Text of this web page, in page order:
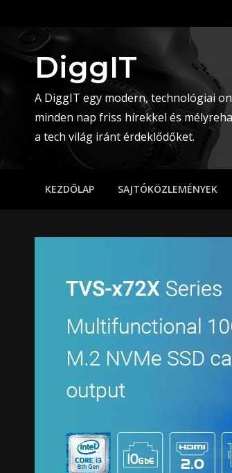
content
DiggIT
A DiggIT egy modern, technológiai
minden nap friss hírekkel és
a tech világ iránt érdeklődőket.
KEZDŐLAP SAJTÓKÖZLEMÉNYEK